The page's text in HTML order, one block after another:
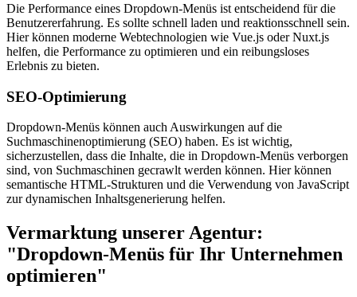
Die Performance eines Dropdown-Menüs ist entscheidend für die
Benutzererfahrung. Es sollte schnell laden und reaktionsschnell sein.
Hier können moderne Webtechnologien wie Vue.js oder Nuxt.js
helfen, die Performance zu optimieren und ein reibungsloses
Erlebnis zu bieten.
SEO-Optimierung
Dropdown-Menüs können auch Auswirkungen auf die
Suchmaschinenoptimierung (SEO) haben. Es ist wichtig,
sicherzustellen, dass die Inhalte, die in Dropdown-Menüs verborgen
sind, von Suchmaschinen gecrawlt werden können. Hier können
semantische HTML-Strukturen und die Verwendung von JavaScript
zur dynamischen Inhaltsgenerierung helfen.
Vermarktung unserer Agentur:
"Dropdown-Menüs für Ihr Unternehmen
optimieren"